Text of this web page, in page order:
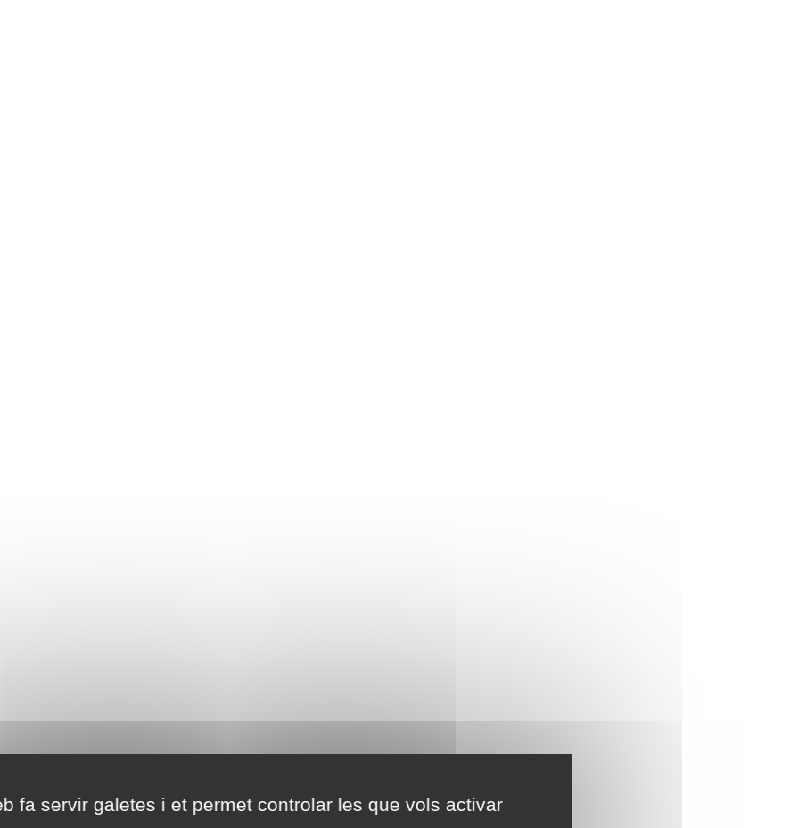
fa servir galetes i et permet controlar les que vols activar